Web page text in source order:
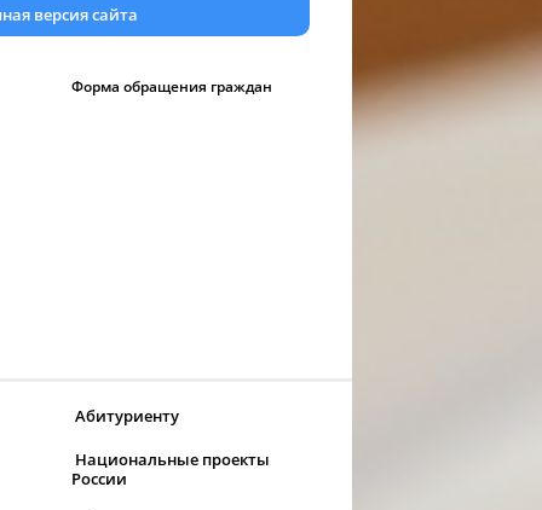
версия сайта
Форма обращения граждан
Абитуриенту
Национальные проекты
России